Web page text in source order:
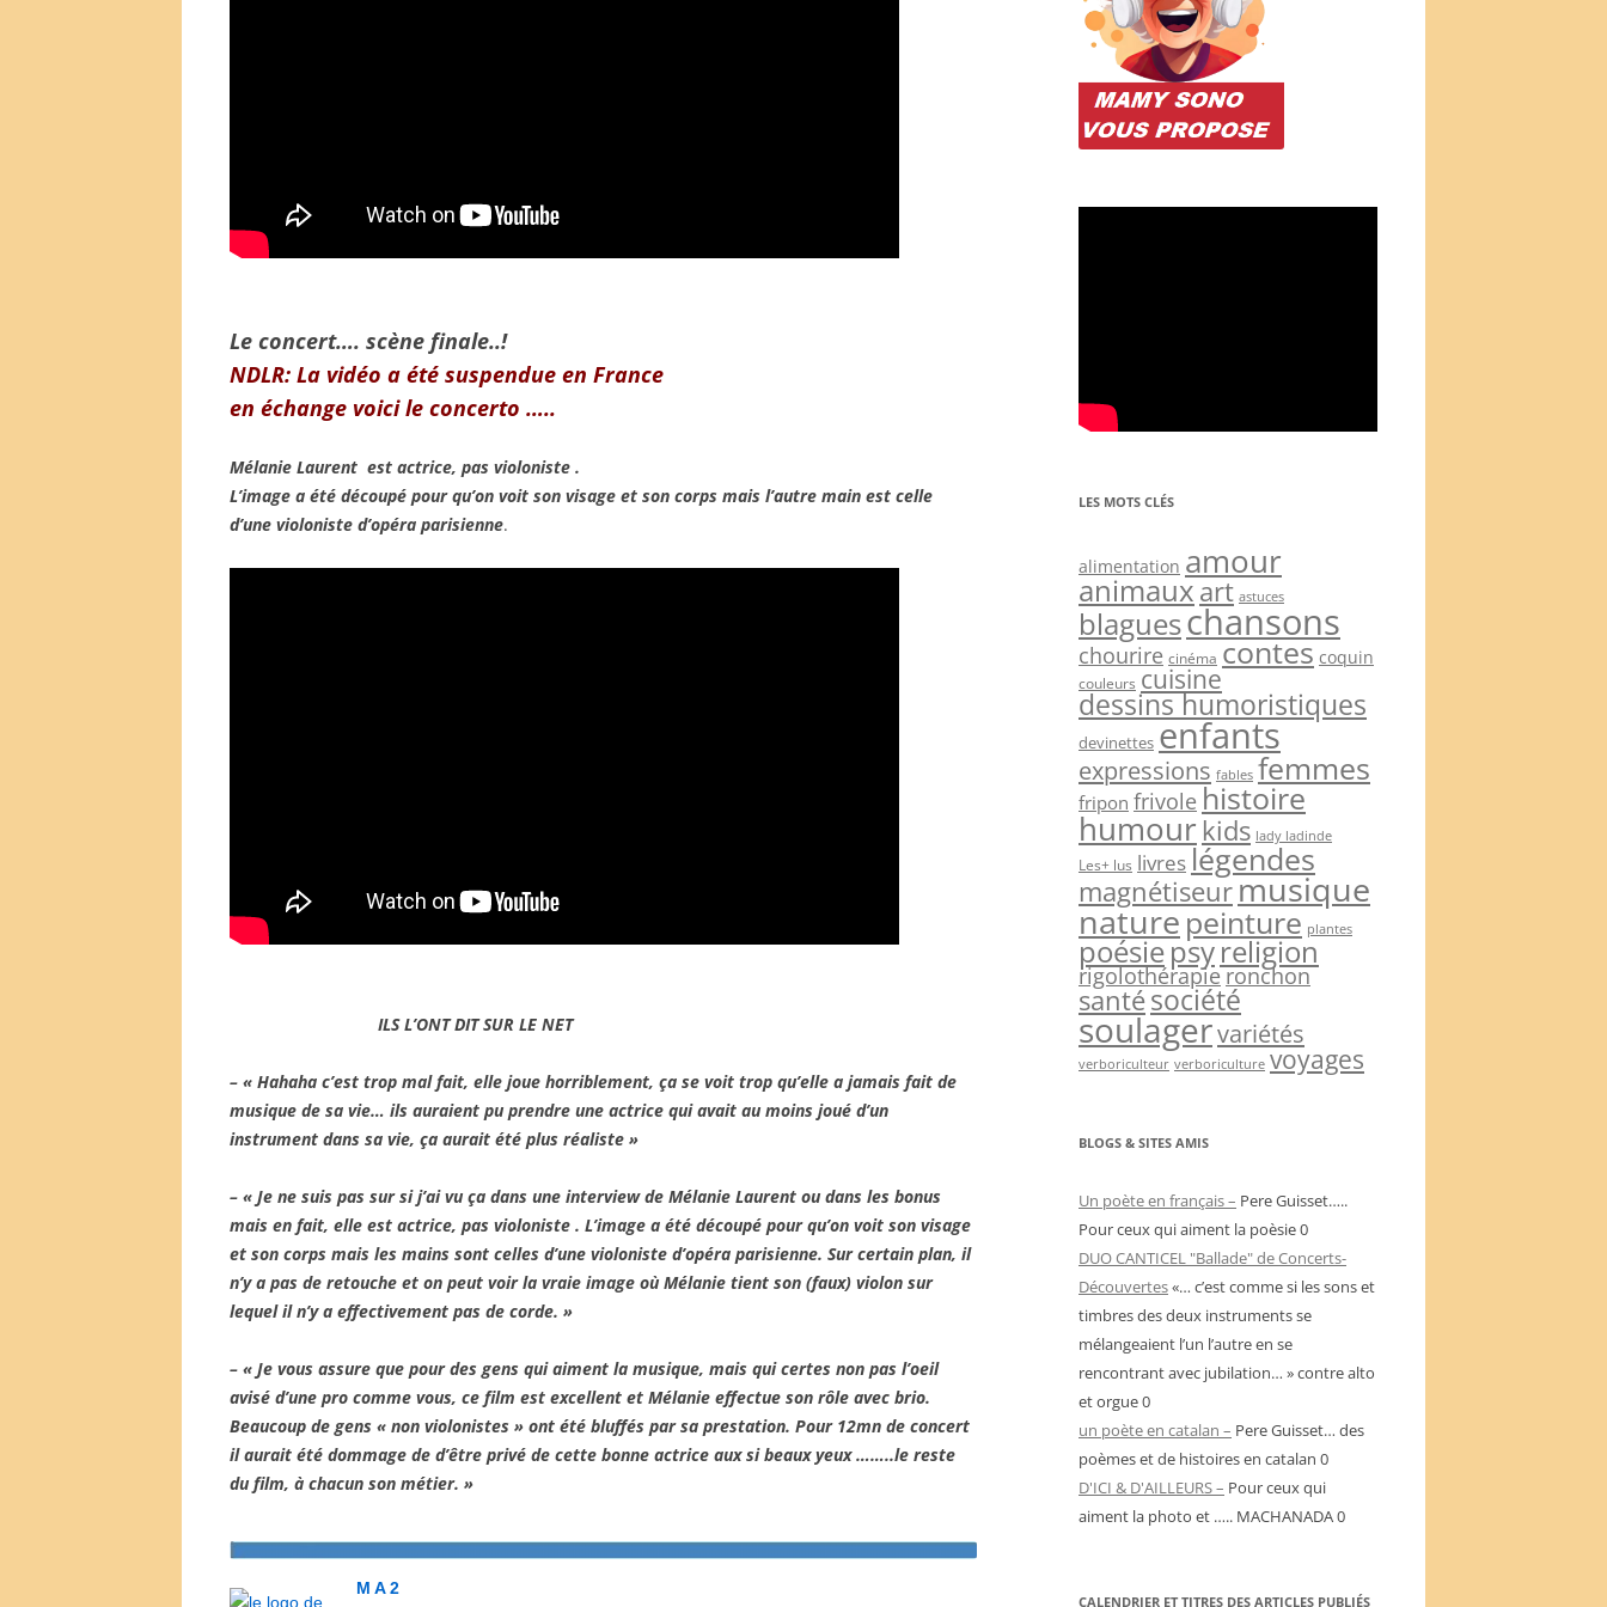
Le concert…. scène finale..!
NDLR: La vidéo a été suspendue en France
en échange voici le concerto …..
Mélanie Laurent est actrice, pas violoniste .
L’image a été découpé pour qu’on voit son visage et son corps mais l’autre main est celle
d’une violoniste d’opéra parisienne.
ILS L’ONT DIT SUR LE NET
– « Hahaha c’est trop mal fait, elle joue horriblement, ça se voit trop qu’elle a jamais fait de
musique de sa vie… ils auraient pu prendre une actrice qui avait au moins joué d’un
instrument dans sa vie, ça aurait été plus réaliste »
– « Je ne suis pas sur si j’ai vu ça dans une interview de Mélanie Laurent ou dans les bonus
mais en fait, elle est actrice, pas violoniste . L’image a été découpé pour qu’on voit son visage
et son corps mais les mains sont celles d’une violoniste d’opéra parisienne. Sur certain plan, il
n’y a pas de retouche et on peut voir la vraie image où Mélanie tient son (faux) violon sur
lequel il n’y a effectivement pas de corde. »
– « Je vous assure que pour des gens qui aiment la musique, mais qui certes non pas l’oeil
avisé d’une pro comme vous, ce film est excellent et Mélanie effectue son rôle avec brio.
Beaucoup de gens « non violonistes » ont été bluffés par sa prestation. Pour 12mn de concert
il aurait été dommage de d’être privé de cette bonne actrice aux si beaux yeux ……..le reste
du film, à chacun son métier. »
M A 2
LES MOTS CLÉS
alimentation amour
animauxart astuces
blagueschansons
chourire cinéma contes coquin
couleurs cuisine
dessins humoristiques
devinettes enfants
expressions fables femmes
fripon frivole histoire
humour kids lady ladinde
Les+ lus livreslégendes
magnétiseurmusique
naturepeinture plantes
poésiepsyreligion
rigolothérapieronchon
santésociété
soulagervariétés
verboriculteur verboriculture voyages
BLOGS & SITES AMIS
Un poète en français – Pere Guisset…..
Pour ceux qui aiment la poèsie 0
DUO CANTICEL "Ballade" de Concerts-
Découvertes«… c’est comme si les sons et
timbres des deux instruments se
mélangeaient l’un l’autre en se
rencontrant avec jubilation… » contre alto
et orgue 0
un poète en catalan – Pere Guisset… des
poèmes et de histoires en catalan 0
D'ICI & D'AILLEURS – Pour ceux qui
aiment la photo et ….. MACHANADA 0
CALENDRIER ET TITRES DES ARTICLES PUBLIÉS